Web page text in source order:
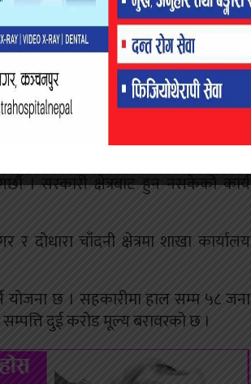
लागि कार्यक्रम सञ्चालन गर्न योजना
कार्यालयसंग समन्वयको कार्य भैरहेको
हुने खालका सीपमुलक, व्यवसायमुलक
सिद्धराज भट्टले भने, “युवाहरुलाई सीप
। सरकारी क्षेत्रबाट हुन नसकेको कार्य
दोधारा चाँदनी क्षेत्रमा शाखा कार्यालय
योजना छ । सहकारीमा हाल सम्म ५८ जना
दुई करोड मूल्य बरावरको छ ।